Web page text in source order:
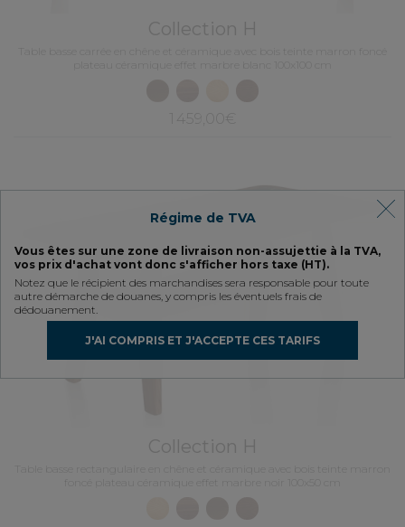
Collection H
Table basse carrée en chêne et céramique avec bois teinte marron foncé
plateau céramique effet marbre blanc 100x100 cm
1 459,00€
Collection H
Table basse rectangulaire en chêne et céramique avec bois teinte marron
foncé plateau céramique effet marbre noir 100x50 cm
Régime de TVA
Vous êtes sur une zone de livraison non-assujettie à la TVA,
vos prix d'achat vont donc s'afficher hors taxe (HT).
Notez que le récipient des marchandises sera responsable pour toute
autre démarche de douanes, y compris les éventuels frais de
dédouanement.
J'AI COMPRIS ET J'ACCEPTE CES TARIFS